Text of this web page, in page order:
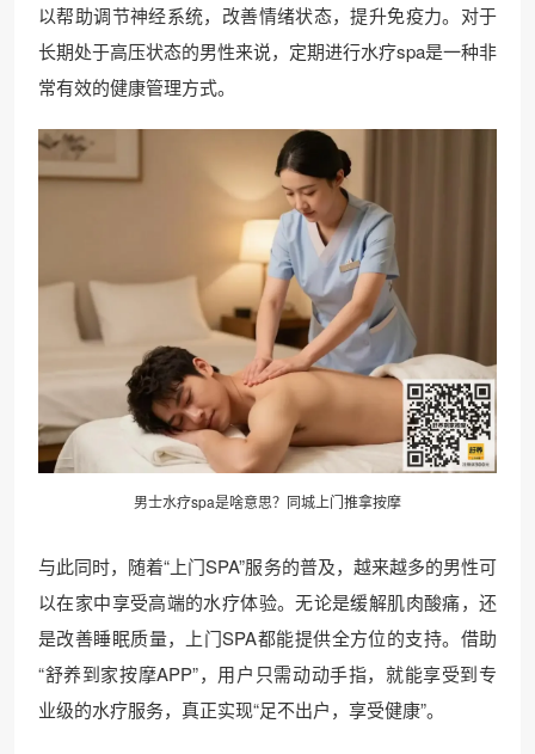
以帮助调节神经系统，改善情绪状态，提升免疫力。对于
长期处于高压状态的男性来说，定期进行水疗spa是一种非
常有效的健康管理方式。
男士水疗spa是啥意思？ 同城上门推拿按摩
与此同时，随着“上门SPA”服务的普及，越来越多的男性可
以在家中享受高端的水疗体验。无论是缓解肌肉酸痛，还
是改善睡眠质量，上门SPA都能提供全方位的支持。借助
“舒养到家按摩APP”，用户只需动动手指，就能享受到专
业级的水疗服务，真正实现“足不出户，享受健康”。